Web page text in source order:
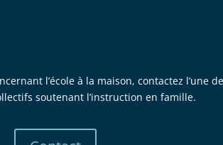
l’école à la maison, contactez l’une
soutenant l’instruction en famille.